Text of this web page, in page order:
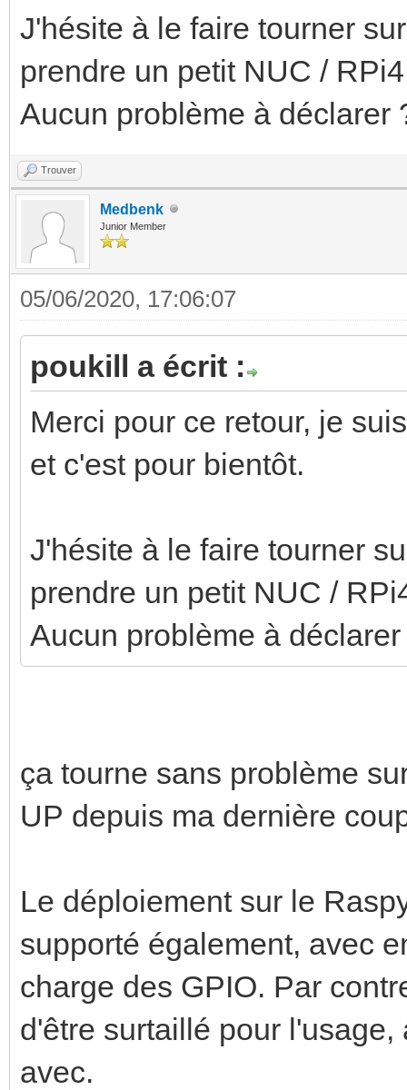
J'hésite à le faire tourner
prendre un petit NUC /
Aucun problème à déclarer
Trouver
Medbenk
Junior Member
05/06/2020, 17:06:07
poukill a écrit :
Merci pour ce retour, je
et c'est pour bientôt.
J'hésite à le faire tourner
prendre un petit NUC /
Aucun problème à déclarer
ça tourne sans problème
UP depuis ma dernière
Le déploiement sur le
supporté également, avec
charge des GPIO. Par
d'être surtaillé pour
avec.